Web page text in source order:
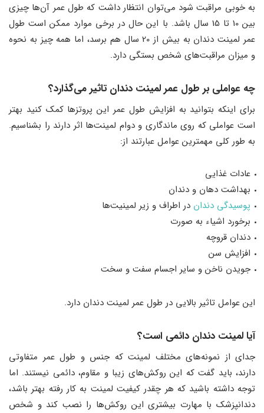
به خوبی مراقبت شود می‌توان انتظار داشت که طول عمر آن‌ها چیزی
بین 10 تا 15 سال باشد. با این حال در برخی موارد ممکن است طول
عمر لمینت دندان به بیش از 20 سال هم برسد، اما همه چیز به نحوه
و میزان مراقبت‌های شخص بستگی دارد.
چه عواملی بر طول عمر لمینت دندان تاثیر می‌‌گذارد؟
برای اینکه بتوانید به افزایش طول عمر این پروتزها کمک کنید بهتر
است عواملی که روی ماندگاری و دوام لمینت‌ها اثر دارند را بشناسیم.
به طور کلی مهمترین عوامل عبارتند از:
عادات غذایی
بهداشت دهان و دندان
پوسیدگی دندان در اطراف و زیر لمینیت‌ها
برخورد اشیاء به صورت
دندان قروچه
افزایش سن
جویدن ناخن و سایر اجسام سفت و سخت
این عوامل تاثیر بالایی در طول عمر لمینت دندان دارد.
آیا لمینت دندان دائمی است؟
جدای از نمونه‌های مختلف لمینت که جنس و طول عمر متفاوتی
دارند، باید گفت که این روکش‌های زیبا و مقاوم، دائمی نیستند. اما
توجه داشته باشید که هر چقدر کیفیت لمینت به کار رفته بهتر باشد،
دندانپزشک با مهارت بیشتری این روکش‌ها را نصب کند و شخص